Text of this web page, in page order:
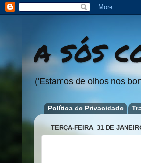
A SÓS
('Estamos de olhos nos
Política de Privacidade
TERÇA-FEIRA, 31 DE